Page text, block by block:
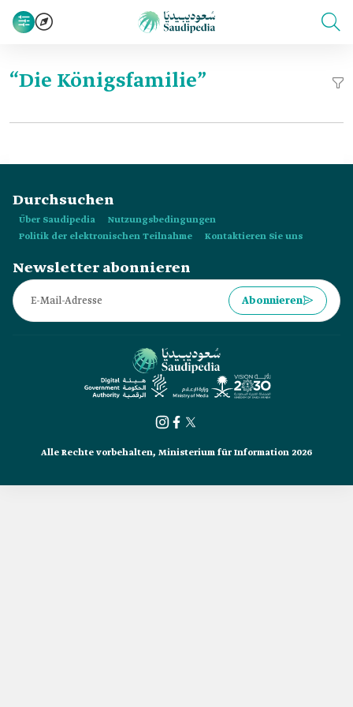
“Die Königsfamilie”
Durchsuchen
Über Saudipedia
Nutzungsbedingungen
Politik der elektronischen Teilnahme
Kontaktieren Sie uns
Newsletter abonnieren
Abonnieren
Alle Rechte vorbehalten, Ministerium für Information 2026